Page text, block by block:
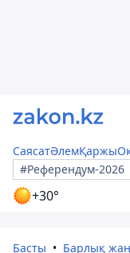
СаясатӘлемҚаржы
#Референдум-2026
+30°
Басты Барлық